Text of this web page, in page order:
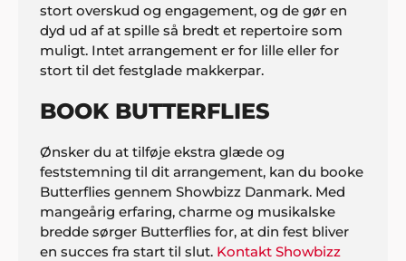
stort overskud og engagement, og de gør en
dyd ud af at spille så bredt et repertoire som
muligt. Intet arrangement er for lille eller for
stort til det festglade makkerpar.
BOOK BUTTERFLIES
Ønsker du at tilføje ekstra glæde og
feststemning til dit arrangement, kan du booke
Butterflies gennem Showbizz Danmark. Med
mangeårig erfaring, charme og musikalske
bredde sørger Butterflies for, at din fest bliver
en succes fra start til slut. Kontakt Showbizz